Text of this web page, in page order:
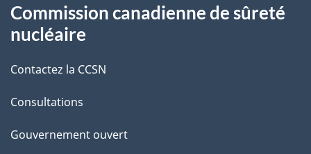
a
i
l
s
d
propos
de
ce
site
Commission canadienne de sûreté
nucléaire
Contactez la CCSN
Consultations
Gouvernement ouvert